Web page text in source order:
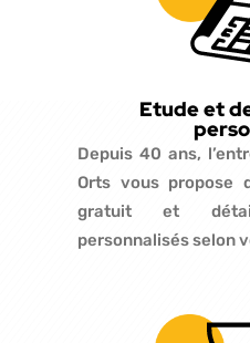
Etude et
Depuis 40 ans,
Orts vous propose
gratuit et
personnalisés selon